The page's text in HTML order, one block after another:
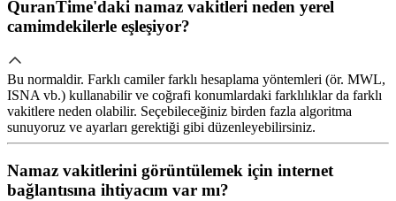
QuranTime'daki namaz vakitleri neden yerel
camimdekilerle eşleşiyor?
Bu normaldir. Farklı camiler farklı hesaplama yöntemleri (ör. MWL,
ISNA vb.) kullanabilir ve coğrafi konumlardaki farklılıklar da farklı
vakitlere neden olabilir. Seçebileceğiniz birden fazla algoritma
sunuyoruz ve ayarları gerektiği gibi düzenleyebilirsiniz.
Namaz vakitlerini görüntülemek için internet
bağlantısına ihtiyacım var mı?